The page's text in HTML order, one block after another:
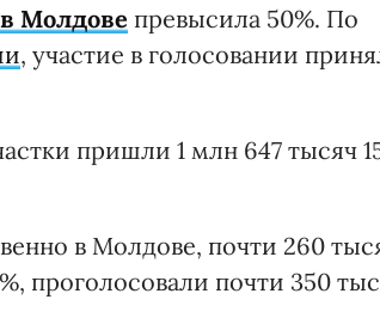
Молдове превысила 50%. По
, участие в голосовании
пришли 1 млн 647 тысяч
в Молдове, почти 260
проголосовали почти 350